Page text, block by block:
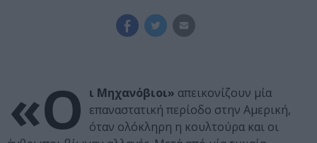
«Ο ι Μηχανόβιοι» απεικονίζουν μία
επαναστατική περίοδο στην Αμερική,
όταν ολόκληρη η κουλτούρα και οι